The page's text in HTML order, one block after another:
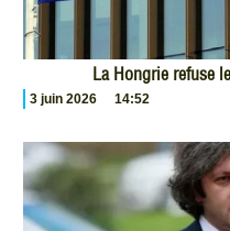
La Hongrie refuse
3 juin 2026 14:52